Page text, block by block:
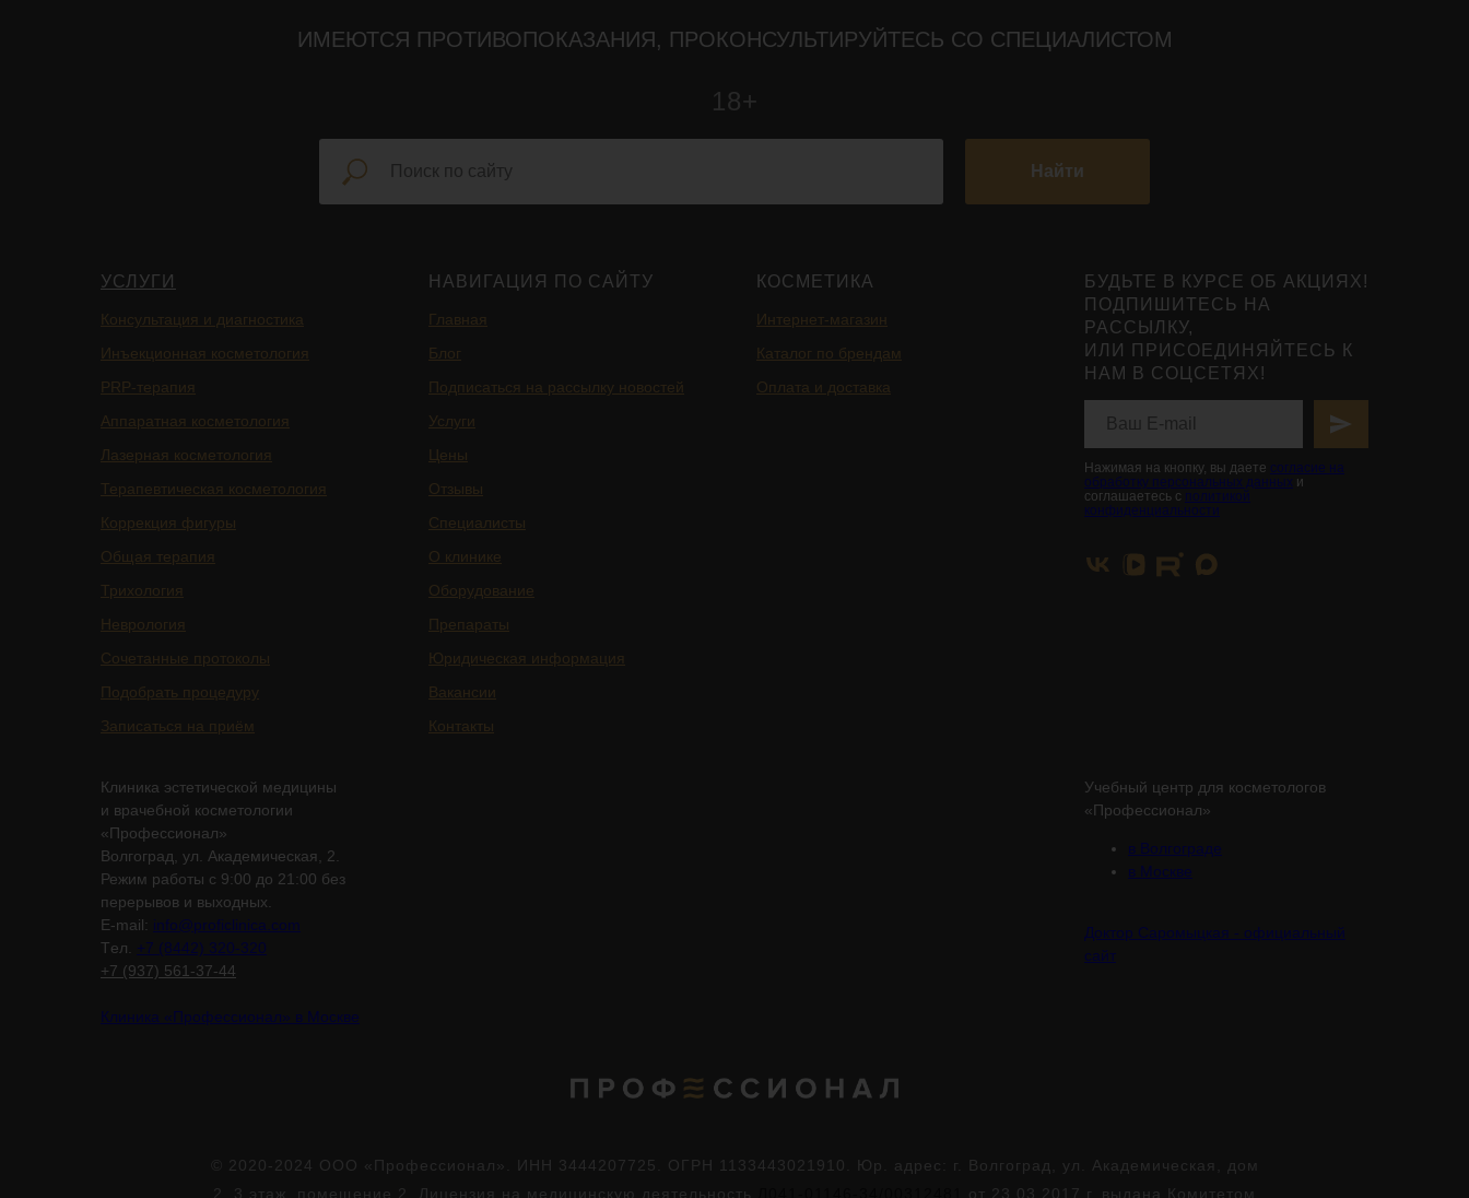
ИМЕЮТСЯ ПРОТИВОПОКАЗАНИЯ, ПРОКОНСУЛЬТИРУЙТЕСЬ СО СПЕЦИАЛИСТОМ
18+
Найти
УСЛУГИ
Консультация и диагностика
Инъекционная косметология
PRP-терапия
Аппаратная косметология
Лазерная косметология
Терапевтическая косметология
Коррекция фигуры
Общая терапия
Трихология
Неврология
Сочетанные протоколы
Подобрать процедуру
Записаться на приём
НАВИГАЦИЯ ПО САЙТУ
Главная
Блог
Подписаться на рассылку новостей
Услуги
Цены
Отзывы
Специалисты
О клинике
Оборудование
Препараты
Юридическая информация
Вакансии
Контакты
КОСМЕТИКА
Интернет-магазин
Каталог по брендам
Оплата и доставка
БУДЬТЕ В КУРСЕ ОБ АКЦИЯХ!
ПОДПИШИТЕСЬ НА
РАССЫЛКУ,
ИЛИ ПРИСОЕДИНЯЙТЕСЬ К
НАМ В СОЦСЕТЯХ!
Нажимая на кнопку, вы даете согласие на
обработку персональных данных и
соглашаетесь с политикой
конфиденциальности
Клиника эстетической медицины
и врачебной косметологии
«Профессионал»
Волгоград, ул. Академическая, 2.
Режим работы с 9:00 до 21:00 без
перерывов и выходных.
E-mail: info@proficlinica.com
Tел. +7 (8442) 320-320
+7 (937) 561-37-44
Клиника «Профессионал» в Москве
Учебный центр для косметологов
«Профессионал»
в Волгограде
в Москве
Доктор Саромыцкая - официальный
сайт
© 2020-2024 ООО «Профессионал». ИНН 3444207725. ОГРН 1133443021910. Юр. адрес: г. Волгоград, ул. Академическая, дом
2, 3 этаж, помещение 2. Лицензия на медицинскую деятельность
от 23.03.2017 г. выдана Комитетом